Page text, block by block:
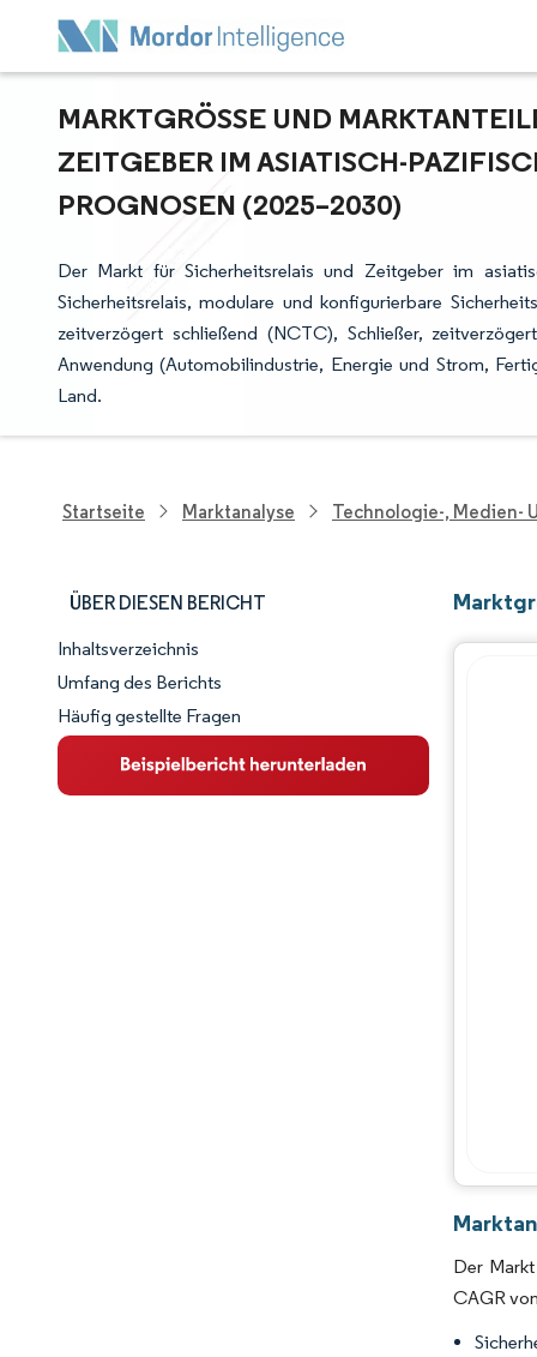
MARKTGRÖSSE UND
EITGEBER IM ASIATISCH-
ROGNOSEN (2025–2030)
Der Markt für Sicherheitsrelais und Zeitgeber im
Sicherheitsrelais, modulare und konfigurierbare
zeitverzögert schließend (NCTC), Schließer,
Anwendung (Automobilindustrie, Energie und Strom,
Land.
Startseite Marktanalyse Technologie-, Medien-
ÜBER DIESEN BERICHT
Marktschnappschuss
Marktübersicht
Wichtige Markttrends
Inhaltsverzeichnis
Umfang des Berichts
Häufig gestellte Fragen
Der
CAGR